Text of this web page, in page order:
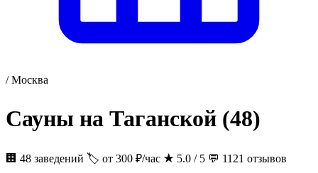
/ Москва
Сауны на Таганской (48)
🏢 48 заведений 🏷 от 300 ₽/час ★ 5.0 / 5 💬 1121 отзывов